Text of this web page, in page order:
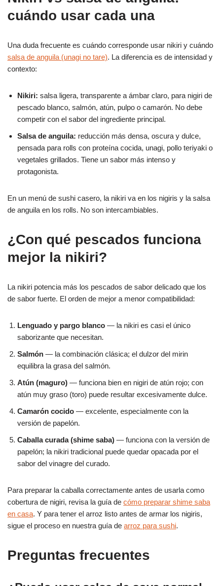
cuándo usar cada una
Una duda frecuente es cuándo corresponde usar nikiri y cuándo
salsa de anguila (unagi no tare). La diferencia es de intensidad y
contexto:
Nikiri: salsa ligera, transparente a ámbar claro, para nigiri de
pescado blanco, salmón, atún, pulpo o camarón. No debe
competir con el sabor del ingrediente principal.
Salsa de anguila: reducción más densa, oscura y dulce,
pensada para rolls con proteína cocida, unagi, pollo teriyaki o
vegetales grillados. Tiene un sabor más intenso y
protagonista.
En un menú de sushi casero, la nikiri va en los nigiris y la salsa
de anguila en los rolls. No son intercambiables.
¿Con qué pescados funciona
mejor la nikiri?
La nikiri potencia más los pescados de sabor delicado que los
de sabor fuerte. El orden de mejor a menor compatibilidad:
Lenguado y pargo blanco — la nikiri es casi el único
saborizante que necesitan.
Salmón — la combinación clásica; el dulzor del mirin
equilibra la grasa del salmón.
Atún (maguro) — funciona bien en nigiri de atún rojo; con
atún muy graso (toro) puede resultar excesivamente dulce.
Camarón cocido — excelente, especialmente con la
versión de papelón.
Caballa curada (shime saba) — funciona con la versión de
papelón; la nikiri tradicional puede quedar opacada por el
sabor del vinagre del curado.
Para preparar la caballa correctamente antes de usarla como
cobertura de nigiri, revisa la guía de cómo preparar shime saba
en casa. Y para tener el arroz listo antes de armar los nigiris,
sigue el proceso en nuestra guía de arroz para sushi.
Preguntas frecuentes